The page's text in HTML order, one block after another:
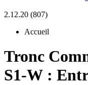
2.12.20 (807)
Accueil
Tronc
S1-W :